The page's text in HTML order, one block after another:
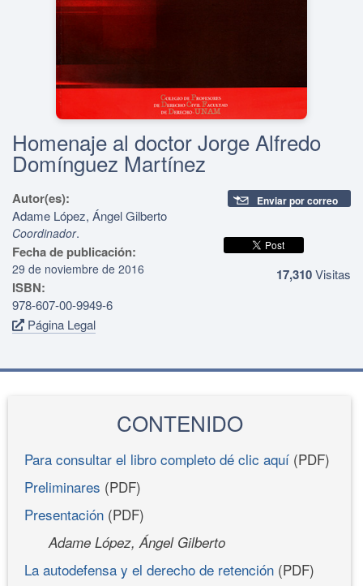
Homenaje al doctor Jorge Alfredo
Domínguez Martínez
Autor(es):
Adame López, Ángel Gilberto
Coordinador.
Fecha de publicación:
29 de noviembre de 2016
ISBN:
978-607-00-9949-6
Página Legal
Enviar por correo
17,310Visitas
CONTENIDO
Para consultar el libro completo dé clic aquí (PDF)
Preliminares (PDF)
Presentación (PDF)
Adame López, Ángel Gilberto
La autodefensa y el derecho de retención (PDF)